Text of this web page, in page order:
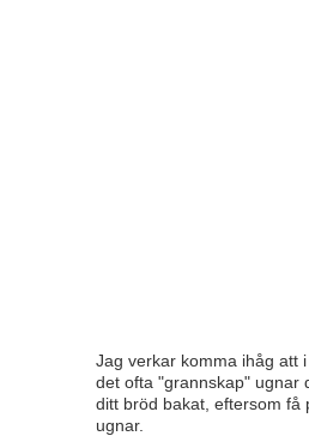
Jag verkar komma ihåg att
det ofta "grannskap" ugnar
ditt bröd bakat, eftersom få
ugnar.